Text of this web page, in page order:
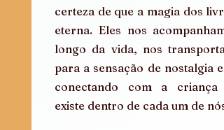
certeza de que a magia dos
eterna. Eles nos
longo da vida, nos
para a sensação de nostalgia e
conectando com a criança
existe dentro de cada um de nós.